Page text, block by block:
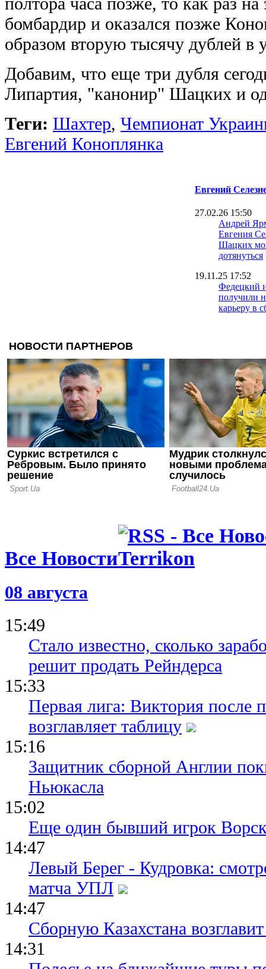
бомбардир и оказался позже
образом вторую тысячу дублей в
Добавим, что еще три дубля
Липартия, "канонир" Шацких и
Теги: Шахтер, Чемпионат
Евгений Коноплянка
Евгений
27.02.26 15:50
Андрей
Евгения
Шацких
дотянуться
19.11.25 17:52
Федецкий
получили
карьеру в
08.07.25 10:10
триумфа
18.06.25 09:48
Селезнев:
скандал
Все Новости
08 августа
15:49
Стало известно, сколько
решит продать Рейндерса
15:33
Первая лига: Виктория после
возглавляет таблицу
15:16
Защитник сборной Англии
Ньюкасла
15:02
Еще один бывший игрок
14:47
Левый Берег - Кудровка:
матча УПЛ
14:47
Сборную Казахстана
14:31